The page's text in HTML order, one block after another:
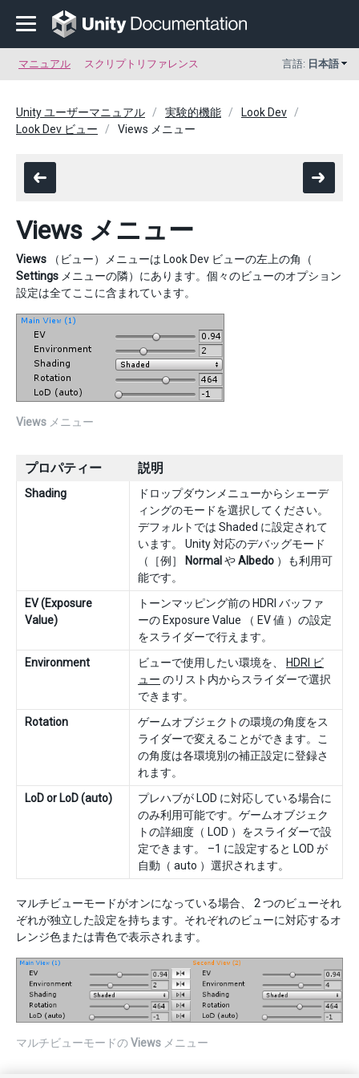
マニュアル スクリプトリファレンス 言語: 日本語
Unity ユーザーマニュアル 実験的機能
Look Dev
Look Dev ビュー
Views メニュー
Views メニュー
Views （ビュー）メニューは Look Dev ビューの左上の角（
Settings メニューの隣）にあります。個々のビューのオプション
設定は全てここに含まれています。
Views メニュー
プロパティー 説明
Shading
ドロップダウンメニューからシェーデ
ィングのモードを選択してください。
デフォルトでは Shaded に設定されて
います。 Unity 対応のデバッグモード
（［例］
Normal やAlbedo ）も利用可
能です。
EV (Exposure
Value)
トーンマッピング前の HDRI バッファ
ーの Exposure Value （ EV 値 ）の設定
をスライダーで行えます。
Environment
ビューで使用したい環境を、
HDRI ビ
ュー のリスト内からスライダーで選択
できます。
Rotation
ゲームオブジェクトの環境の角度をス
ライダーで変えることができます。こ
の角度は各環境別の補正設定に登録さ
れます。
LoD or LoD (auto)
プレハブが LOD に対応している場合に
のみ利用可能です。ゲームオブジェク
トの詳細度（ LOD ）をスライダーで設
定できます。 –1 に設定すると LOD が
自動（ auto ）選択されます。
マルチビューモードがオンになっている場合、 2 つのビューそれ
ぞれが独立した設定を持ちます。それぞれのビューに対応するオ
レンジ色または青色で表示されます。
マルチビューモードのViews メニュー